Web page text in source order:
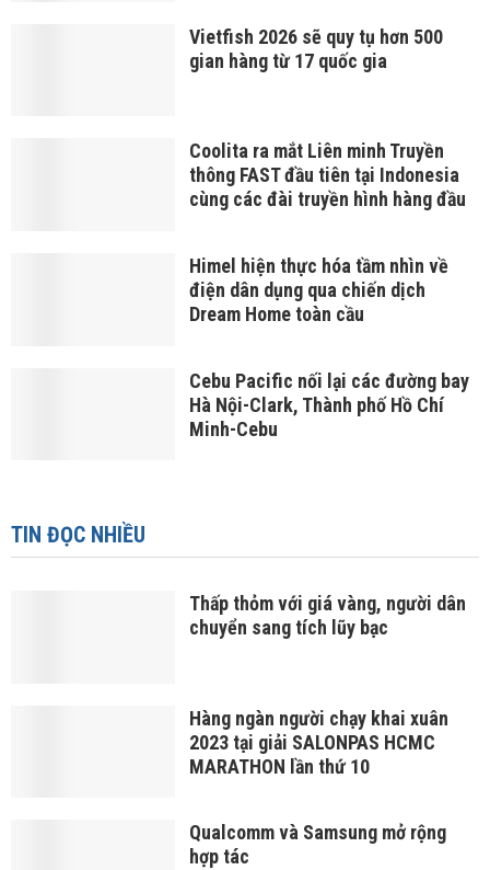
Vietfish 2026 sẽ quy tụ hơn 500
gian hàng từ 17 quốc gia
Coolita ra mắt Liên minh Truyền
thông FAST đầu tiên tại Indonesia
cùng các đài truyền hình hàng đầu
Himel hiện thực hóa tầm nhìn về
điện dân dụng qua chiến dịch
Dream Home toàn cầu
Cebu Pacific nối lại các đường bay
Hà Nội-Clark, Thành phố Hồ Chí
Minh-Cebu
TIN ĐỌC NHIỀU
Thấp thỏm với giá vàng, người dân
chuyển sang tích lũy bạc
Hàng ngàn người chạy khai xuân
2023 tại giải SALONPAS HCMC
MARATHON lần thứ 10
Qualcomm và Samsung mở rộng
hợp tác